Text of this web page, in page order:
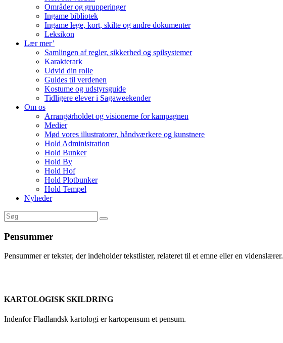
Områder og grupperinger
Ingame bibliotek
Ingame lege, kort, skilte og andre dokumenter
Leksikon
Lær mer’
Samlingen af regler, sikkerhed og spilsystemer
Karakterark
Udvid din rolle
Guides til verdenen
Kostume og udstyrsguide
Tidligere elever i Sagaweekender
Om os
Arrangørholdet og visionerne for kampagnen
Medier
Mød vores illustratorer, håndværkere og kunstnere
Hold Administration
Hold Bunker
Hold By
Hold Hof
Hold Plotbunker
Hold Tempel
Nyheder
Pensummer
Pensummer er tekster, der indeholder tekstlister, relateret til et emne eller en videnslærer.
KARTOLOGISK SKILDRING
Indenfor Fladlandsk kartologi er kartopensum et pensum.